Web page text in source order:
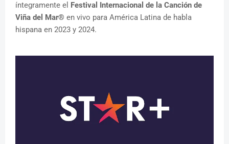
íntegramente el Festival Internacional de la Canción de
Viña del Mar® en vivo para América Latina de habla
hispana en 2023 y 2024.